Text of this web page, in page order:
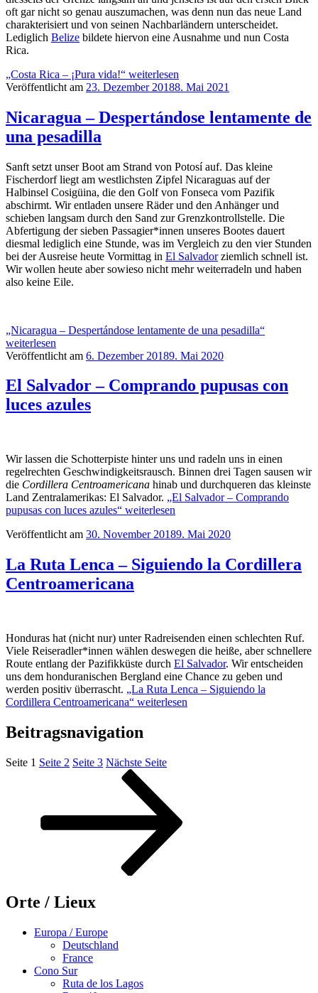
oft gar nicht so genau auszumachen, was denn nun das neue Land
charakterisiert und von seinen Nachbarländern unterscheidet.
Lediglich Belize bildete hiervon eine Ausnahme und nun Costa
Rica.
„Costa Rica – ¡Pura vida!“ weiterlesen
Veröffentlicht am 23. Dezember 20188. Mai 2021
Nicaragua – Despertándose lentamente de
una pesadilla
Sanft setzt unser Boot am Strand von Potosí auf. Das kleine
Fischerdorf liegt am westlichsten Zipfel Nicaraguas auf der
Halbinsel Cosigüina, die den Golf von Fonseca vom Pazifik
abschirmt. Wir entladen unsere Räder und den Anhänger und
schieben langsam durch den Sand zur Grenzkontrollstelle. Die
Abfertigung der sieben Passagier*innen unseres Bootes dauert
diesmal lediglich eine Stunde, was im Vergleich zu den vier Stunden
bei der Ausreise heute Vormittag in El Salvadorziemlich schnell ist.
Wir wollen heute aber sowieso nicht mehr weiterradeln und haben
also keine Eile.
„Nicaragua – Despertándose lentamente de una pesadilla“
weiterlesen
Veröffentlicht am 6. Dezember 20189. Mai 2020
El Salvador – Comprando pupusas con
luces azules
Wir lassen die Schotterpiste hinter uns und radeln uns in einen
regelrechten Geschwindigkeitsrausch. Binnen drei Tagen sausen wir
die Cordillera Centroamericana hinab und durchqueren das kleinste
Land Zentralamerikas: El Salvador. „El Salvador – Comprando
pupusas con luces azules“ weiterlesen
Veröffentlicht am 30. November 20189. Mai 2020
La Ruta Lenca – Siguiendo la Cordillera
Centroamericana
Honduras hat (nicht nur) unter Radreisenden einen schlechten Ruf.
Viele Reiseradler*innen wählen deswegen die heiße, aber schnellere
Route entlang der Pazifikküste durch El Salvador. Wir entscheiden
uns dem honduranischen Bergland eine Chance zu geben und
werden positiv überrascht. „La Ruta Lenca – Siguiendo la
Cordillera Centroamericana“ weiterlesen
Beitragsnavigation
Seite 1 Seite 2 Seite 3 Nächste Seite
Orte / Lieux
Europa / Europe
Deutschland
France
Cono Sur
Ruta de los Lagos